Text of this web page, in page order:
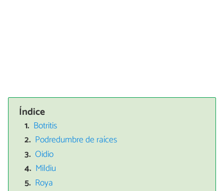
Índice
Botritis
Podredumbre de raíces
Oidio
Mildiu
Roya